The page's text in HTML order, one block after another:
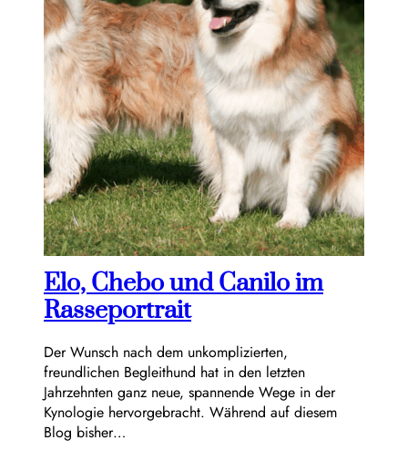
Elo, Chebo und Canilo im
Rasseportrait
Der Wunsch nach dem unkomplizierten,
freundlichen Begleithund hat in den letzten
Jahrzehnten ganz neue, spannende Wege in der
Kynologie hervorgebracht. Während auf diesem
Blog bisher…